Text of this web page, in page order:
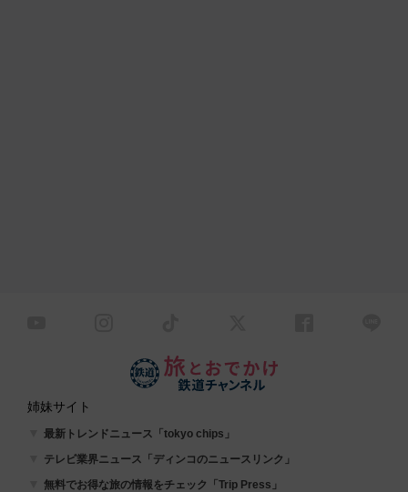
姉妹サイト
最新トレンドニュース「tokyo chips」
テレビ業界ニュース「ディンコのニュースリンク」
無料でお得な旅の情報をチェック「Trip Press」